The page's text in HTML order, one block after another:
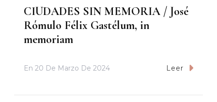
CIUDADES SIN MEMORIA / José
Rómulo Félix Gastélum, in
memoriam
En 20 De Marzo De 2024 Leer